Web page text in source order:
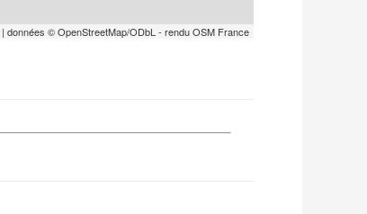
| données © OpenStreetMap/ODbL - rendu OSM France